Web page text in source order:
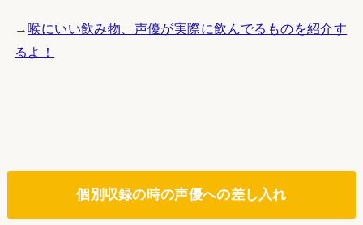
→喉にいい飲み物、声優が実際に飲んでるものを紹介す
るよ！
個別収録の時の声優への差し入れ